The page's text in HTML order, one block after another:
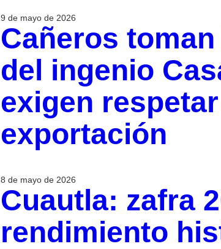
9 de mayo de 2026
Cañeros
del ingenio
exigen
exportación
8 de mayo de 2026
Cuautla: zafra
rendimiento